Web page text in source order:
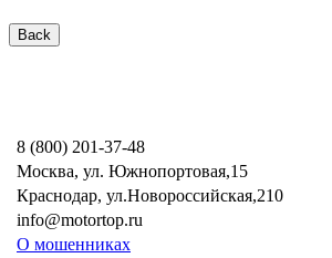
8 (800) 201-37-48
Москва, ул. Южнопортовая,15
Краснодар, ул.Новороссийская,210
info@motortop.ru
О мошенниках